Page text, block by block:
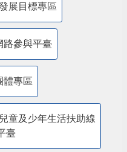
展目標專區
路參與平臺
體專區
童及少年生活扶助線
臺